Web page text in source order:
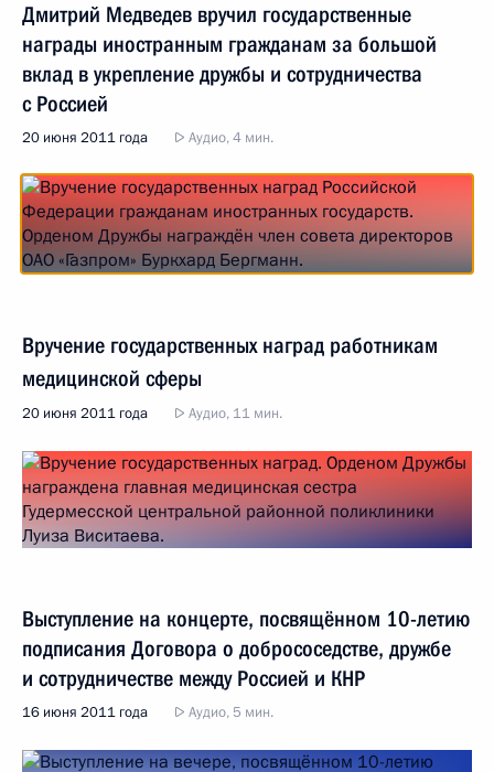
Дмитрий Медведев вручил государственные
награды иностранным гражданам за большой
вклад в укрепление дружбы и сотрудничества
с Россией
20 июня 2011 года Аудио, 4 мин.
Вручение государственных наград работникам
медицинской сферы
20 июня 2011 года Аудио, 11 мин.
Выступление на концерте, посвящённом 10-летию
подписания Договора о добрососедстве, дружбе
и сотрудничестве между Россией и КНР
16 июня 2011 года Аудио, 5 мин.